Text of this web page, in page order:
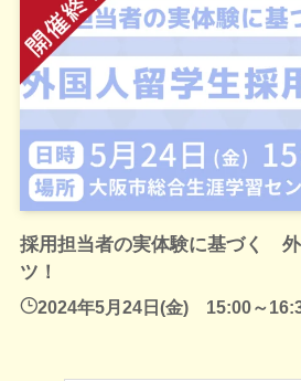
採用担当者の実体験に基づく
ツ！
2024年5月24日(金) 15:00～